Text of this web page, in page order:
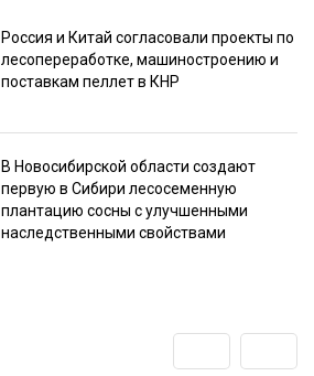
Россия и Китай согласовали проекты по
лесопереработке, машиностроению и
поставкам пеллет в КНР
В Новосибирской области создают
первую в Сибири лесосеменную
плантацию сосны с улучшенными
наследственными свойствами